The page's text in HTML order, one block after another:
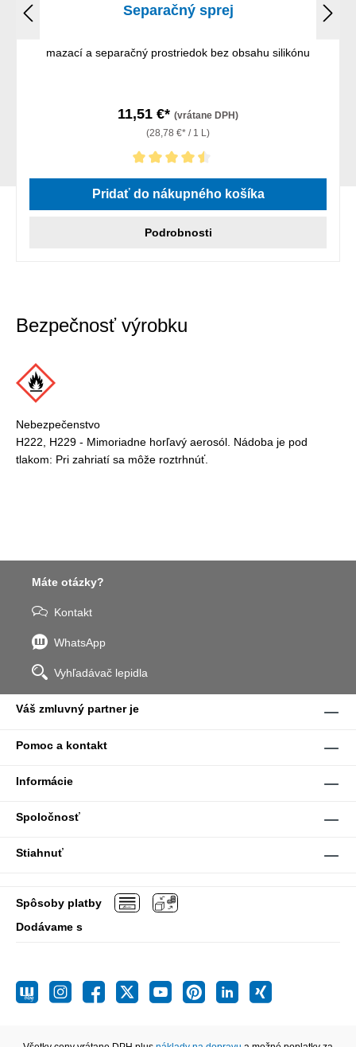
Separačný sprej
mazací a separačný prostriedok bez obsahu silikónu
11,51 €* (vrátane DPH)
(28,78 €* / 1 L)
Priemerné hodnotenie 4.5 z 5 hviezdičiek
Pridať do nákupného košíka
Podrobnosti
Bezpečnosť výrobku
Nebezpečenstvo
H222, H229 - Mimoriadne horľavý aerosól. Nádoba je pod
tlakom: Pri zahriatí sa môže roztrhnúť.
Máte otázky?
Kontakt
WhatsApp
Vyhľadávač lepidla
Váš zmluvný partner je
Pomoc a kontakt
Informácie
Spoločnosť
Stiahnuť
Spôsoby platby
Dodávame s